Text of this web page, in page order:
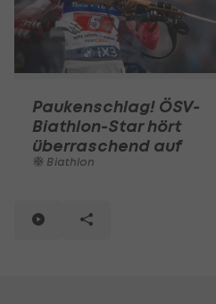
Paukenschlag! ÖSV-
Biathlon-Star hört
überraschend auf
Biathlon